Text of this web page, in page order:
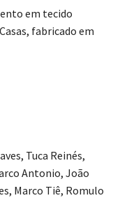
em tecido
fabricado em
Tuca Reinés,
Antonio, João
Marco Tiê, Romulo